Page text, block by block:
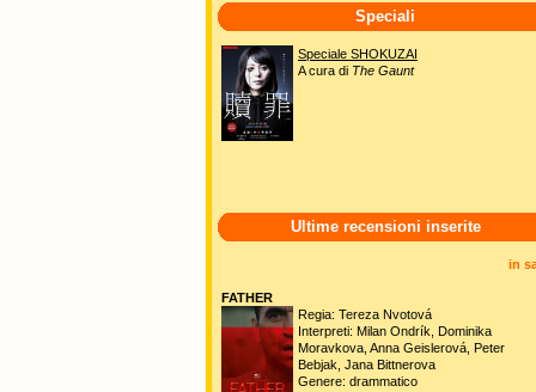
Speciali
Speciale SHOKUZAI
A cura di The Gaunt
Ultime recensioni inserite
in
FATHER
Regia: Tereza Nvotová
Interpreti: Milan Ondrík, Dominika
Moravkova, Anna Geislerová, Peter
Bebjak, Jana Bittnerova
Genere: drammatico